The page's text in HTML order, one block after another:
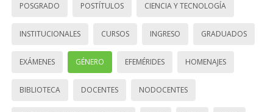
POSGRADO POSTÍTULOS CIENCIA Y TECNOLOGÍA
INSTITUCIONALES CURSOS INGRESO GRADUADOS
EXÁMENES GÉNERO EFEMÉRIDES HOMENAJES
BIBLIOTECA DOCENTES NODOCENTES